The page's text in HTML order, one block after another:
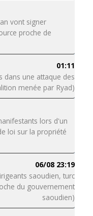
vont signer
proche de
01:11
dans une attaque des
menée par Ryad)
lors d'un
loi sur la propriété
06/08 23:19
saoudien, turc
du gouvernement
saoudien)